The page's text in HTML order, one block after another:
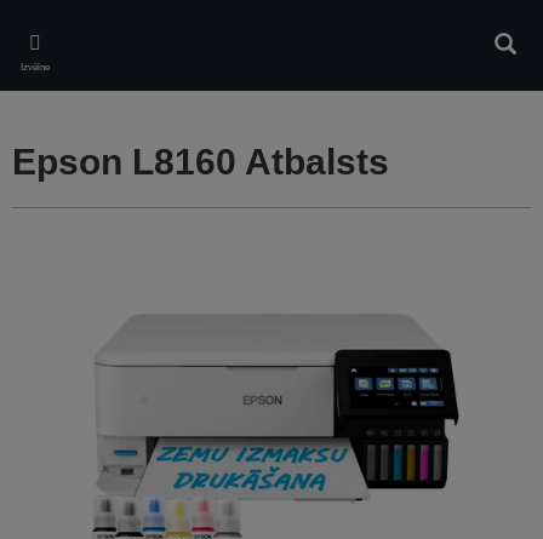
main
content
Izvēlne
Epson L8160 Atbalsts